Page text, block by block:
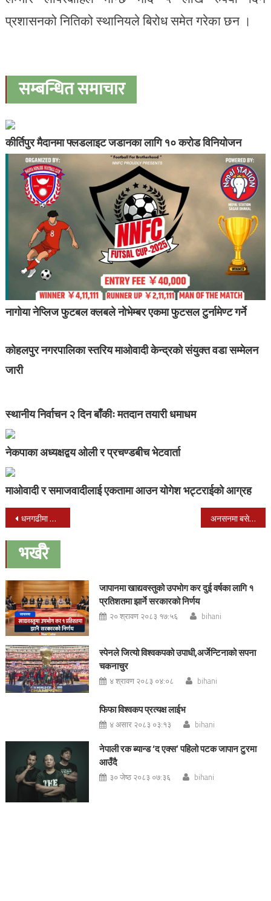
प्रशासनको नितिको स्थानियले बिरोध समेत गरेका छन ।
सम्बन्धित समाचार
कीर्तिपुर मैदानमा फ्लडलाइट जडानका लागि १० करोड विनियोजन
नागोया नेप्लिज फुटबल क्लबले नोभेम्बर एकमा फुटसल टुर्नामेण्ट गर्ने
कोहलपुर नगरपालिका स्तरिय माओवादी केन्द्रको संयुक्त वडा सम्मेलन
जारी
स्थानीय निर्वाचन २ दिन बाँकीः मतदान तयारी धमाधम
नेकपाका अध्यक्षद्वय ओली र प्रचण्डबीच भेटवार्ता
माओवादी र समाजवादीलाई एकतामा आउन योगेश भट्टराईको आग्रह
Post
navigation
धनगढीमा जारी खप्तड गोल्डकप फुटबलमा झापा ११ लाई हराउदै थ्री स्टार विजयी अनसनमा बसेका डा. गोविन्द केसी पक्राउ
भर्खरै
जापानमा खाद्यवस्तुको उपभोग कर दुई वर्षका लागि १
प्रतिशतमा झार्ने सरकारको निर्णय
२० श्रावण २०८३ १७:५६ bihani
स्पेनले जित्यो विश्वकपको उपाधी,अर्जेन्टिनाको सपना
चकनाचुर
४ श्रावण २०८३ ०४:०८ bihani
फिफा विश्वकप प्रत्यक्ष लाईभ
४ असार २०८३ ०३:१३ bihani
नेपाली रक ब्यान्ड ‘द एक्स’ पहिलो पटक जापान टुरमा
आउँदै
३० जेष्ठ २०८३ ०७:३६ bihani